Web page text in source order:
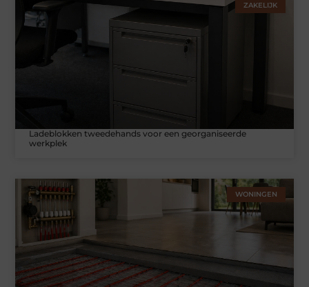
ZAKELIJK
Ladeblokken tweedehands voor een georganiseerde
werkplek
WONINGEN